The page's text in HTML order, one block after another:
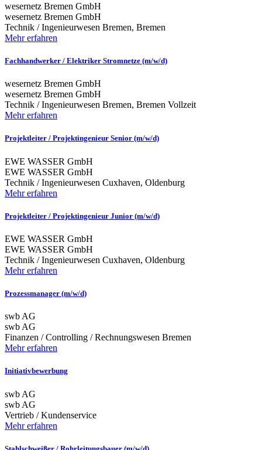
wesernetz Bremen GmbH
wesernetz Bremen GmbH
Technik / Ingenieurwesen Bremen, Bremen
Mehr erfahren
Fachhandwerker / Elektriker Stromnetze (m/w/d)
wesernetz Bremen GmbH
wesernetz Bremen GmbH
Technik / Ingenieurwesen Bremen, Bremen Vollzeit
Mehr erfahren
Projektleiter / Projektingenieur Senior (m/w/d)
EWE WASSER GmbH
EWE WASSER GmbH
Technik / Ingenieurwesen Cuxhaven, Oldenburg
Mehr erfahren
Projektleiter / Projektingenieur Junior (m/w/d)
EWE WASSER GmbH
EWE WASSER GmbH
Technik / Ingenieurwesen Cuxhaven, Oldenburg
Mehr erfahren
Prozessmanager (m/w/d)
swb AG
swb AG
Finanzen / Controlling / Rechnungswesen Bremen
Mehr erfahren
Initiativbewerbung
swb AG
swb AG
Vertrieb / Kundenservice
Mehr erfahren